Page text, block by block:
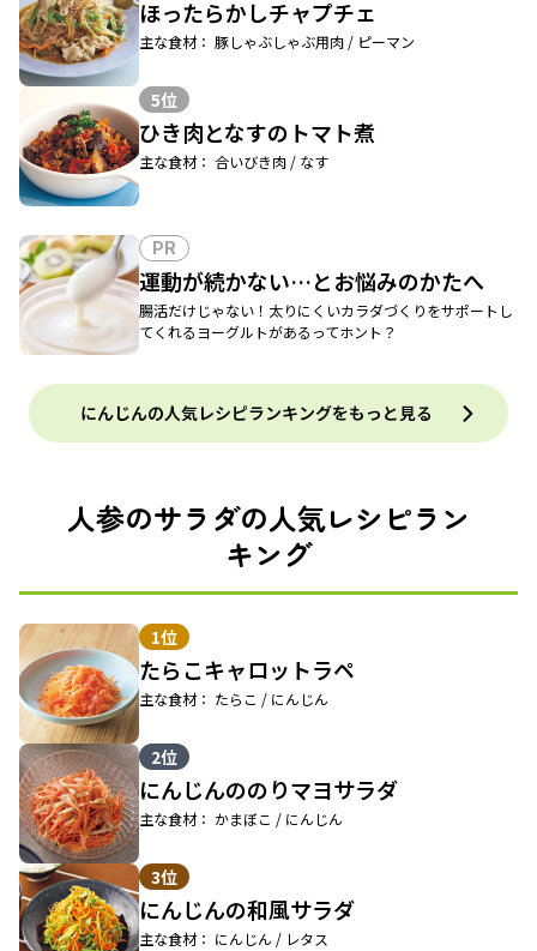
ほったらかしチャプチェ
主な食材： 豚しゃぶしゃぶ用肉 / ピーマン
5位
ひき肉となすのトマト煮
主な食材： 合いびき肉 / なす
PR
運動が続かない…とお悩みのかたへ
腸活だけじゃない！太りにくいカラダづくりをサポートし
てくれるヨーグルトがあるってホント？
にんじんの人気レシピランキングをもっと見る
人参のサラダの人気レシピラン
キング
1位
たらこキャロットラペ
主な食材： たらこ / にんじん
2位
にんじんののりマヨサラダ
主な食材： かまぼこ / にんじん
3位
にんじんの和風サラダ
主な食材： にんじん / レタス